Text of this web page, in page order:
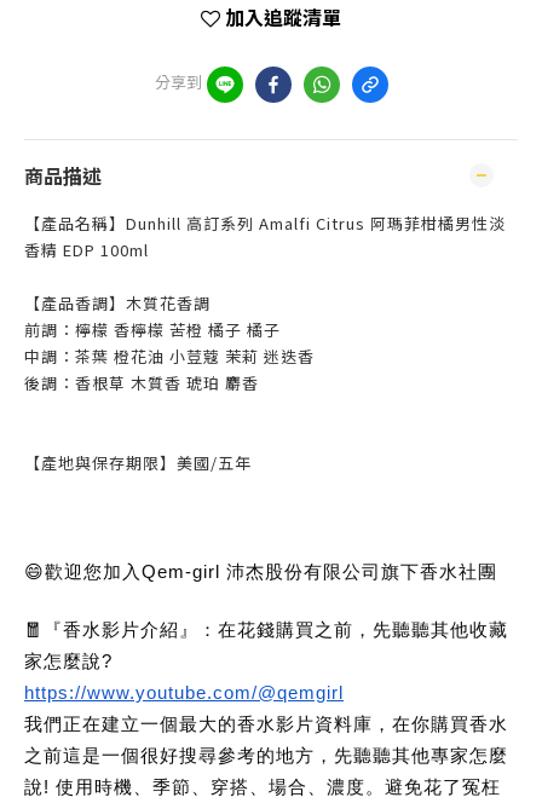
加入追蹤清單
分享到
商品描述
【產品名稱】Dunhill 高訂系列 Amalfi Citrus 阿瑪菲柑橘男性淡
香精 EDP 100ml
【產品香調】木質花香調
前調：檸檬 香檸檬 苦橙 橘子 橘子
中調：茶葉 橙花油 小荳蔻 茉莉 迷迭香
後調：香根草 木質香 琥珀 麝香
【產地與保存期限】美國/五年
😄歡迎您加入Qem-girl 沛杰股份有限公司旗下香水社團
🧧『香水影片介紹』：在花錢購買之前，先聽聽其他收藏
家怎麼說?
https://www.youtube.com/@qemgirl
我們正在建立一個最大的香水影片資料庫，在你購買香水
之前這是一個很好搜尋參考的地方，先聽聽其他專家怎麼
說! 使用時機、季節、穿搭、場合、濃度。避免花了冤枉